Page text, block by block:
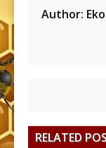
Author:
RELATED